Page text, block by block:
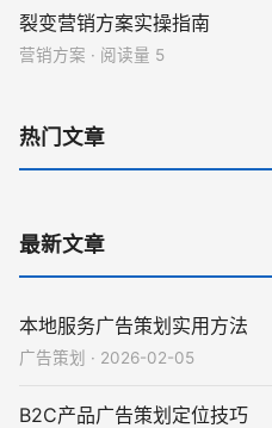
裂变营销方案实操指南
营销方案 · 阅读量 5
热门文章
最新文章
本地服务广告策划实用方法
广告策划 · 2026-02-05
B2C产品广告策划定位技巧